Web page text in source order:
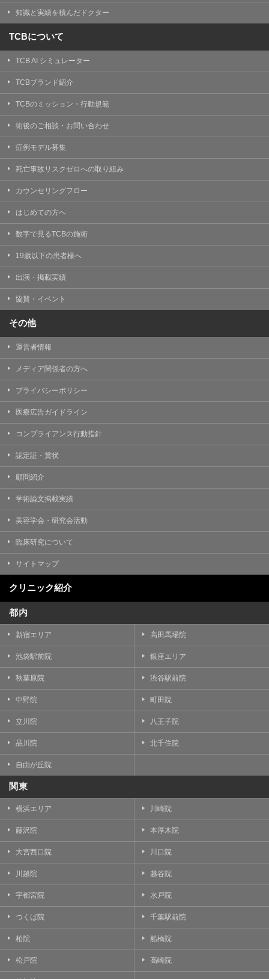
知識と実績を積んだドクター
TCBについて
TCB AI シミュレーター
TCBブランド紹介
TCBのミッション・行動規範
術後のご相談・お問い合わせ
症例モデル募集
死亡事故リスクゼロへの取り組み
カウンセリングフロー
はじめての方へ
数字で見るTCBの施術
19歳以下の患者様へ
出演・掲載実績
協賛・イベント
その他
運営者情報
メディア関係者の方へ
プライバシーポリシー
医療広告ガイドライン
コンプライアンス行動指針
認定証・賞状
顧問紹介
学術論文掲載実績
美容学会・研究会活動
臨床研究について
サイトマップ
クリニック紹介
都内
新宿エリア 高田馬場院
池袋駅前院 銀座エリア
秋葉原院 渋谷駅前院
中野院 町田院
立川院 八王子院
品川院 北千住院
自由が丘院
関東
横浜エリア 川崎院
藤沢院 本厚木院
大宮西口院 川口院
川越院 越谷院
宇都宮院 水戸院
つくば院 千葉駅前院
柏院 船橋院
松戸院 高崎院